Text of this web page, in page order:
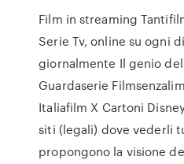
Film in streaming
Serie Tv, online su ogni
giornalmente Il genio
Guardaserie
Italiafilm X Cartoni
siti (legali) dove vederli
propongono la visione